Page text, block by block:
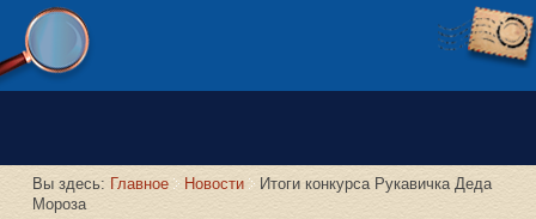
Версия сайта для слабовидящих
Вы здесь: Главное Новости
Итоги конкурса Рукавичка Деда
Мороза